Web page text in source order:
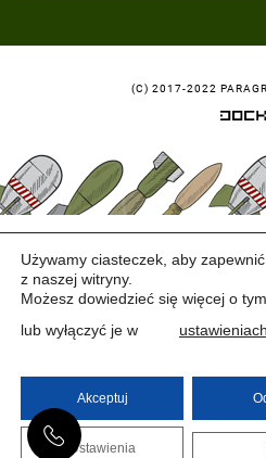
(C) 2017-2022
Używamy ciasteczek, aby
z naszej witryny.
Możesz dowiedzieć się więcej o
lub wyłączyć je w
ustawieniach
Akceptuj
Ustawienia